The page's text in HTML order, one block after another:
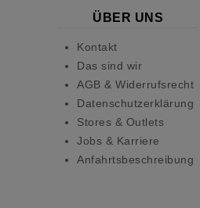
ÜBER UNS
Kontakt
Das sind wir
AGB & Widerrufsrecht
Datenschutzerklärung
Stores & Outlets
Jobs & Karriere
Anfahrtsbeschreibung